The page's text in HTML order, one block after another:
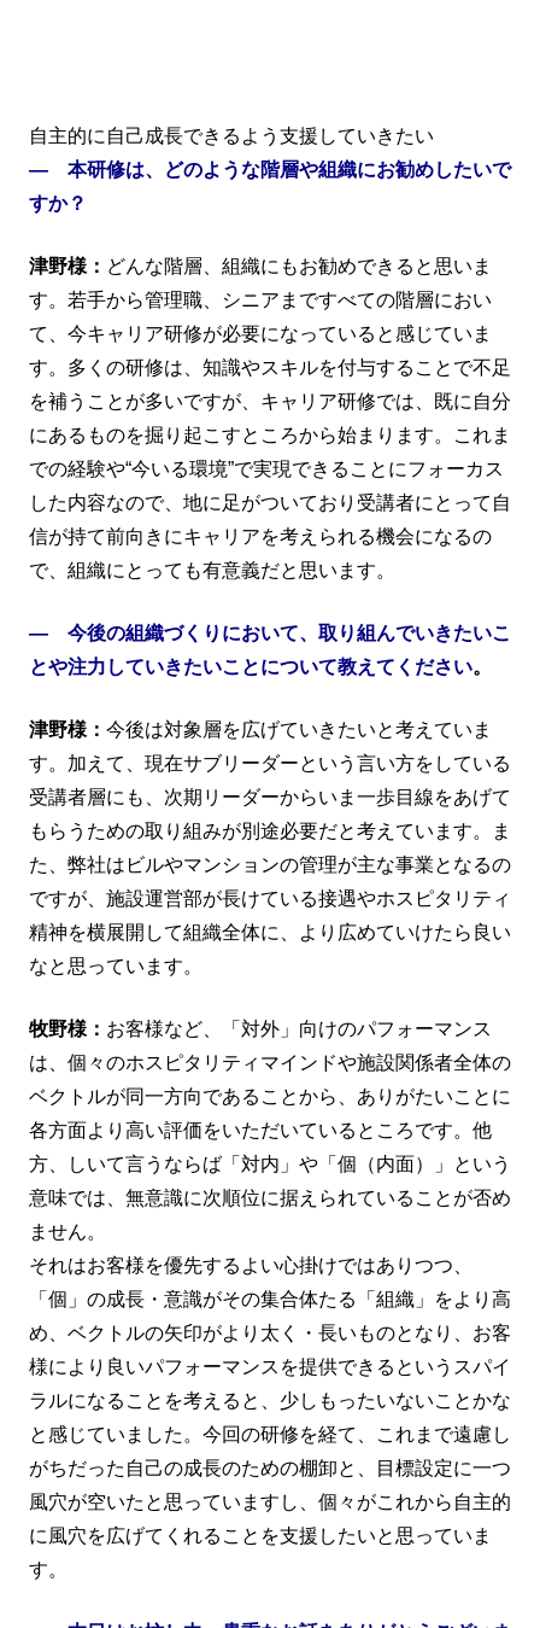
自主的に自己成長できるよう支援していきたい
― 本研修は、どのような階層や組織にお勧めしたいで
すか？
津野様： どんな階層、組織にもお勧めできると思いま
す。若手から管理職、シニアまですべての階層におい
て、今キャリア研修が必要になっていると感じていま
す。多くの研修は、知識やスキルを付与することで不足
を補うことが多いですが、キャリア研修では、既に自分
にあるものを掘り起こすところから始まります。これま
での経験や“今いる環境”で実現できることにフォーカス
した内容なので、地に足がついており受講者にとって自
信が持て前向きにキャリアを考えられる機会になるの
で、組織にとっても有意義だと思います。
― 今後の組織づくりにおいて、取り組んでいきたいこ
とや注力していきたいことについて教えてください。
津野様： 今後は対象層を広げていきたいと考えていま
す。加えて、現在サブリーダーという言い方をしている
受講者層にも、次期リーダーからいま一歩目線をあげて
もらうための取り組みが別途必要だと考えています。ま
た、弊社はビルやマンションの管理が主な事業となるの
ですが、施設運営部が長けている接遇やホスピタリティ
精神を横展開して組織全体に、より広めていけたら良い
なと思っています。
牧野様： お客様など、「対外」向けのパフォーマンス
は、個々のホスピタリティマインドや施設関係者全体の
ベクトルが同一方向であることから、ありがたいことに
各方面より高い評価をいただいているところです。他
方、しいて言うならば「対内」や「個（内面）」という
意味では、無意識に次順位に据えられていることが否め
ません。
それはお客様を優先するよい心掛けではありつつ、
「個」の成長・意識がその集合体たる「組織」をより高
め、ベクトルの矢印がより太く・長いものとなり、お客
様により良いパフォーマンスを提供できるというスパイ
ラルになることを考えると、少しもったいないことかな
と感じていました。今回の研修を経て、これまで遠慮し
がちだった自己の成長のための棚卸と、目標設定に一つ
風穴が空いたと思っていますし、個々がこれから自主的
に風穴を広げてくれることを支援したいと思っていま
す。